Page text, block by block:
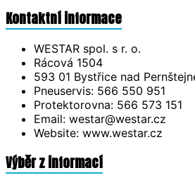
Kontaktní informace
WESTAR spol. s r. o.
Rácová 1504
593 01 Bystřice nad
Pneuservis: 566 550 951
Protektorovna: 566 573 151
Email: westar@westar.cz
Website: www.westar.cz
Výběr z informací